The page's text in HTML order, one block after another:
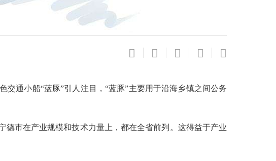
通小船“蓝豚”引人注目，“蓝豚”主要用于沿海乡镇之间公务
德市在产业规模和技术力量上，都在全省前列。这得益于产业